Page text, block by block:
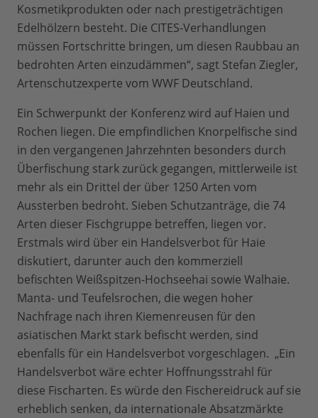
Kosmetikprodukten oder nach prestigeträchtigen
Edelhölzern besteht. Die CITES-Verhandlungen
müssen Fortschritte bringen, um diesen Raubbau an
bedrohten Arten einzudämmen“, sagt Stefan Ziegler,
Artenschutzexperte vom WWF Deutschland.
Ein Schwerpunkt der Konferenz wird auf Haien und
Rochen liegen. Die empfindlichen Knorpelfische sind
in den vergangenen Jahrzehnten besonders durch
Überfischung stark zurück gegangen, mittlerweile ist
mehr als ein Drittel der über 1250 Arten vom
Aussterben bedroht. Sieben Schutzanträge, die 74
Arten dieser Fischgruppe betreffen, liegen vor.
Erstmals wird über ein Handelsverbot für Haie
diskutiert, darunter auch den kommerziell
befischten Weißspitzen-Hochseehai sowie Walhaie.
Manta- und Teufelsrochen, die wegen hoher
Nachfrage nach ihren Kiemenreusen für den
asiatischen Markt stark befischt werden, sind
ebenfalls für ein Handelsverbot vorgeschlagen. „Ein
Handelsverbot wäre echter Hoffnungsstrahl für
diese Fischarten. Es würde den Fischereidruck auf sie
erheblich senken, da internationale Absatzmärkte